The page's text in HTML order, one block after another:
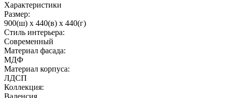
Характеристики
Размер:
900(ш) x 440(в) x 440(г)
Стиль интерьера:
Современный
Материал фасада:
МДФ
Материал корпуса:
ЛДСП
Коллекция: